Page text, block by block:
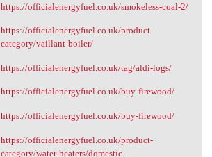
https://officialenergyfuel.co.uk/smokeless-coal-2/
https://officialenergyfuel.co.uk/product-
category/vaillant-boiler/
https://officialenergyfuel.co.uk/tag/aldi-logs/
https://officialenergyfuel.co.uk/buy-firewood/
https://officialenergyfuel.co.uk/buy-firewood/
https://officialenergyfuel.co.uk/product-
category/water-heaters/domestic...